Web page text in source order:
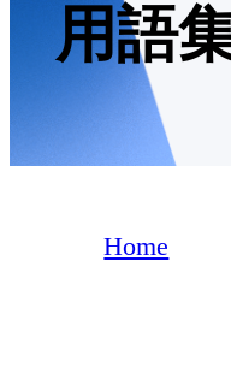
用語
Home